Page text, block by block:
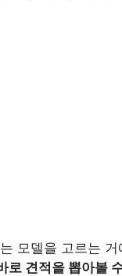
모델을 고르는
로 견적을 뽑아볼